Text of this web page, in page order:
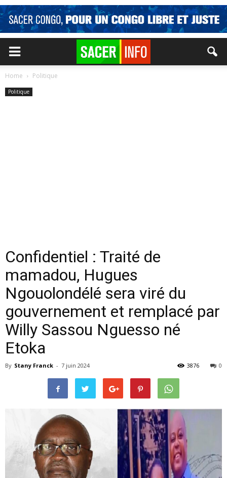
Home Politique
Politique
Confidentiel : Traité de
mamadou, Hugues
Ngouolondélé sera viré du
gouvernement et remplacé par
Willy Sassou Nguesso né
Etoka
By Stany Franck - 7 juin 2024 0
3876